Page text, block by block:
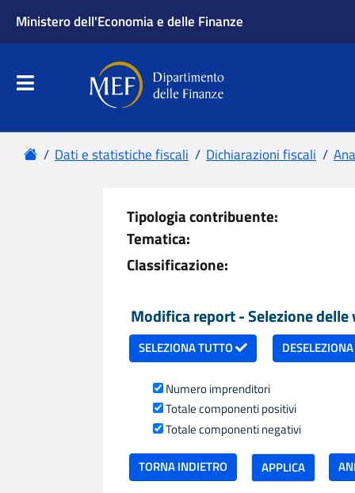
Ministero dell'Economia e delle Finanze
Apri menu principale
Dipartimento delle Finanze
Menu principale
HomeDati e statistiche fiscali Dichiarazioni fiscali
Tipologia contribuente:
Tematica:
Classificazione:
Modifica report - Selezione delle
SELEZIONA TUTTO
Numero imprenditori
Totale componenti positivi
Totale componenti negativi
TORNA INDIETRO